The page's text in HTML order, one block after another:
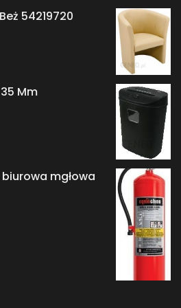
54219720
Mm
mgłowa